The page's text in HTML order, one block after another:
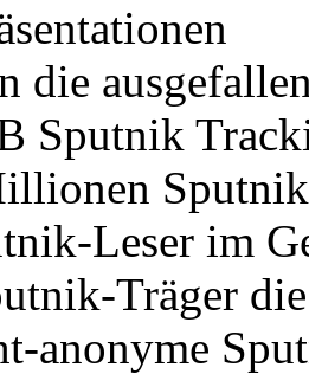
die
Sputnik
Leser im
Träger
anonyme